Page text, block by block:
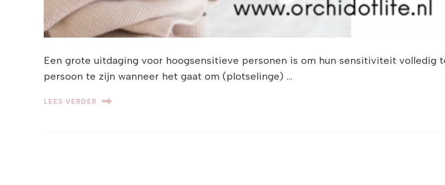
Een grote uitdaging voor hoogsensitieve personen is om hun sensitiviteit volledig
persoon te zijn wanneer het gaat om (plotselinge) …
LEES VERDER